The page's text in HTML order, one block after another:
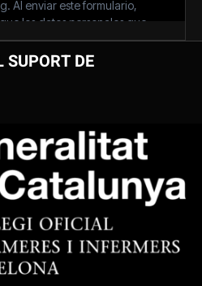
SUPORT DE